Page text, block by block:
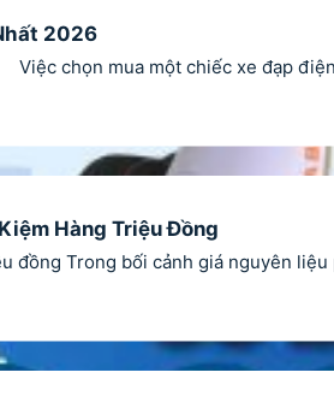
2026
chọn mua một chiếc xe đạp
Hàng Triệu Đồng
Trong bối cảnh giá nguyên